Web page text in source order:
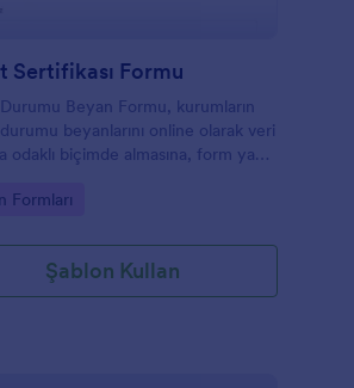
Sertifikası Formu
Beyan Formu, kurumların
beyanlarını online olarak veri
odaklı biçimde almasına, form yanıtı
yardımcı olur.
Formları
Şablon Kullan